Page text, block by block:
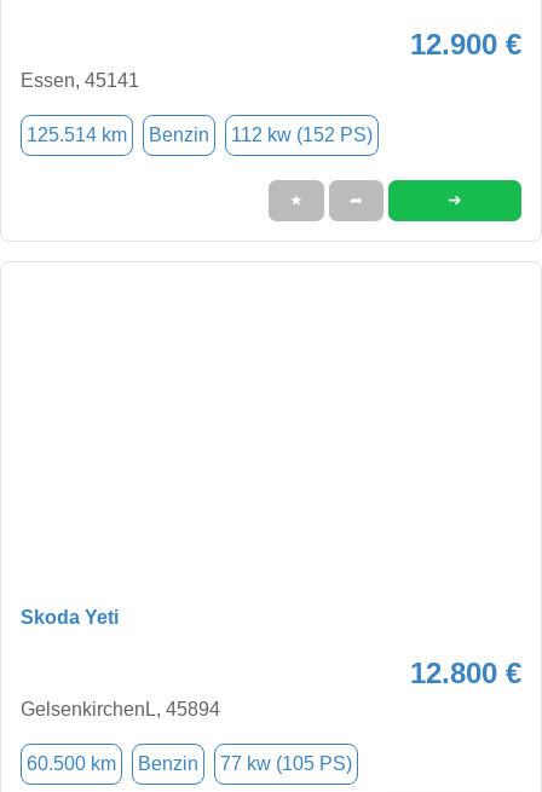
12.900 €
Essen, 45141
125.514 km Benzin 112 kw (152 PS)
★ ➦ ➜
Skoda Yeti
12.800 €
GelsenkirchenL, 45894
60.500 km Benzin 77 kw (105 PS)